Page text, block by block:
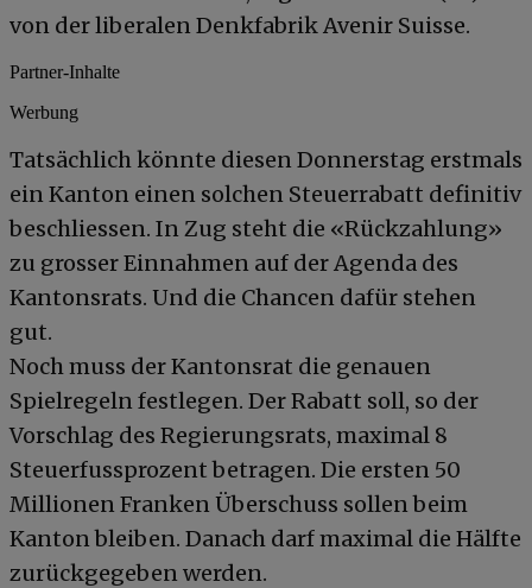
von der liberalen Denkfabrik Avenir Suisse.
Partner-Inhalte
Werbung
Tatsächlich könnte diesen Donnerstag erstmals
ein Kanton einen solchen Steuerrabatt definitiv
beschliessen. In Zug steht die «Rückzahlung»
zu grosser Einnahmen auf der Agenda des
Kantonsrats. Und die Chancen dafür stehen
gut.
Noch muss der Kantonsrat die genauen
Spielregeln festlegen. Der Rabatt soll, so der
Vorschlag des Regierungsrats, maximal 8
Steuerfussprozent betragen. Die ersten 50
Millionen Franken Überschuss sollen beim
Kanton bleiben. Danach darf maximal die Hälfte
zurückgegeben werden.